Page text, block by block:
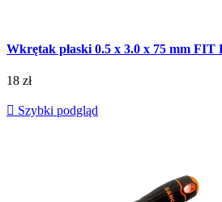
Wkrętak płaski 0.5 x 3.0 x 75 mm FIT
18 zł
 Szybki podgląd